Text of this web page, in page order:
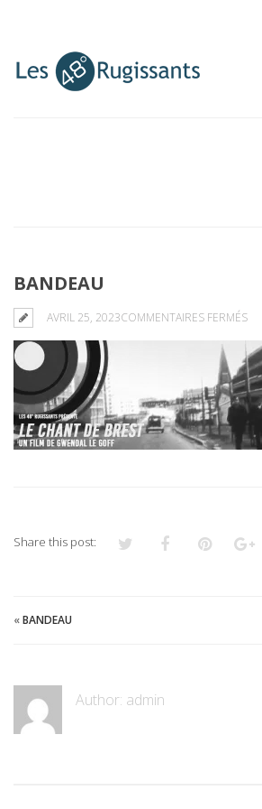
BANDEAU
AVRIL 25, 2023COMMENTAIRES FERMÉSSUR
Share this post:
«BANDEAU
Author: admin